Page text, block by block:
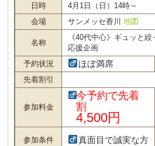
日時
4月1日（日）14時～
会場
サンメッセ香川地図
名称
《40代中心》ギュッと
応援企画
予約状況
ほぼ満席
先着割引
参加料金
今予約で先着
割
4,500円
参加条件 真面目で誠実な方